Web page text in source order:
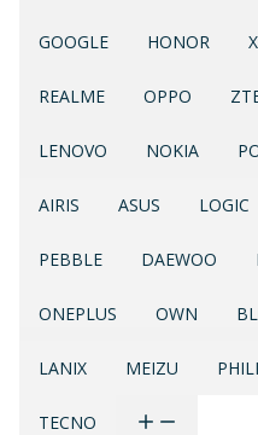
GOOGLE HONOR
REALME OPPO
LENOVO NOKIA
AIRIS ASUS LOGIC
PEBBLE DAEWOO
ONEPLUS OWN
LANIX MEIZU
TECNO